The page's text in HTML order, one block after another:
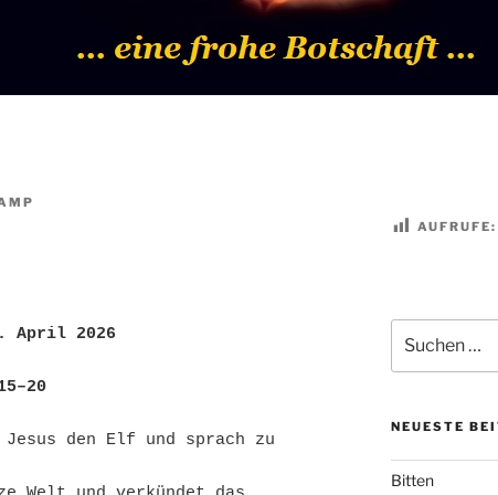
April 2026
den Elf und sprach zu
AUFRUFE:
nach:
NEUESTE
Bitten